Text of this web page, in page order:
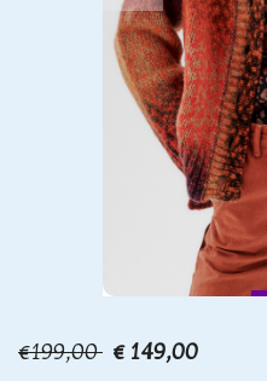
€199,00 € 149,00